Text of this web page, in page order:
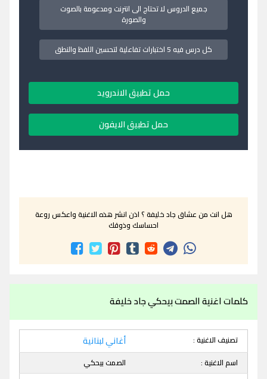
جميع الدروس لا تحتاج الى انترنت ومدعومة بالصوت
والصورة
كل درس فيه 5 اختبارات تفاعلية لتحسين اللفظ والنطق
حمل تطبيق الاندرويد
حمل تطبيق الايفون
هل انت من عشاق جاد خليفة ؟ اذن انشر هذه الاغنية واعكس روعة
احساسك وذوقك
كلمات اغنية الصمت بيحكي جاد خليفة
تصنيف الاغنية : أغاني لبنانية
اسم الاغنية :
الصمت بيحكي